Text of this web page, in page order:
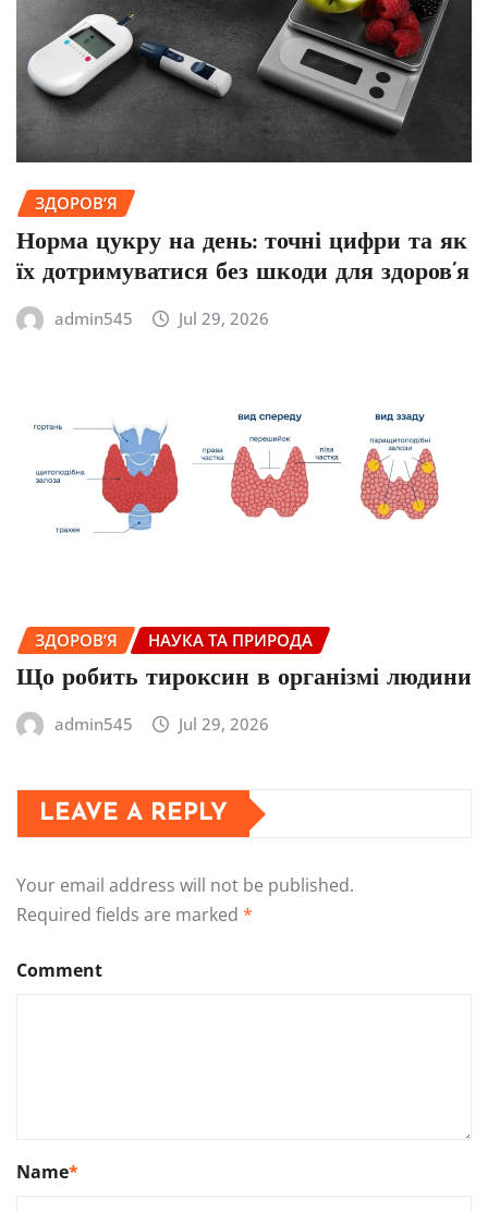
ЗДОРОВ’Я
Норма цукру на день: точні цифри та як
їх дотримуватися без шкоди для здоров’я
admin545 Jul 29, 2026
ЗДОРОВ’Я НАУКА ТА ПРИРОДА
Що робить тироксин в організмі людини
admin545 Jul 29, 2026
LEAVE A REPLY
Your email address will not be published.
Required fields are marked *
Comment
Name*